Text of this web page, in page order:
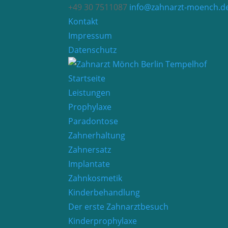
+49 30 7511087 info@zahnarzt-
Kontakt
Impressum
Datenschutz
Startseite
Leistungen
Prophylaxe
Paradontose
Zahnerhaltung
Zahnersatz
Implantate
Zahnkosmetik
Kinderbehandlung
Der erste Zahnarztbesuch
Kinderprophylaxe